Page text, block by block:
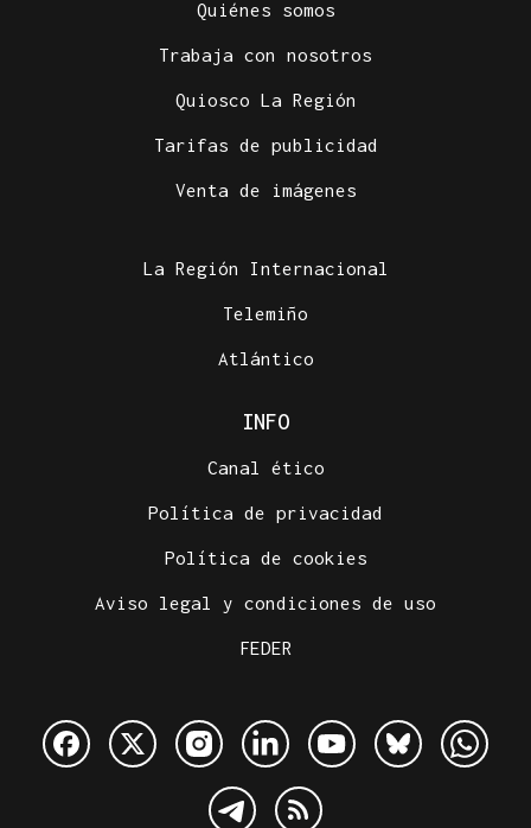
Quiénes somos
Trabaja con nosotros
Quiosco La Región
Tarifas de publicidad
Venta de imágenes
La Región Internacional
Telemiño
Atlántico
INFO
Canal ético
Política de privacidad
Política de cookies
Aviso legal y condiciones de uso
FEDER